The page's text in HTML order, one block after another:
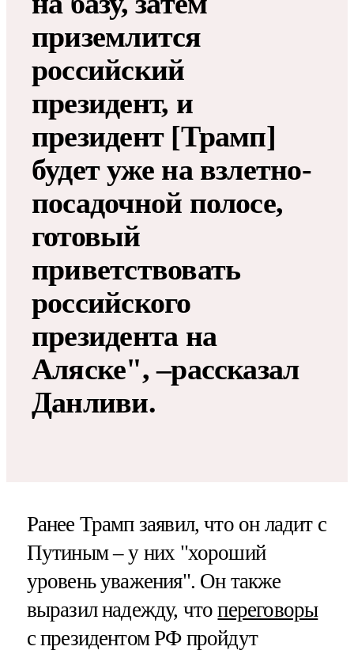
приземлится
российский
президент, и
президент [Трамп]
будет уже на взлетно-
посадочной полосе,
готовый
приветствовать
российского
президента на
Аляске", –рассказал
Данливи.
Ранее Трамп заявил, что он ладит с
Путиным – у них "хороший
уровень уважения". Он также
выразил надежду, чтопереговоры
с президентом РФ пройдут